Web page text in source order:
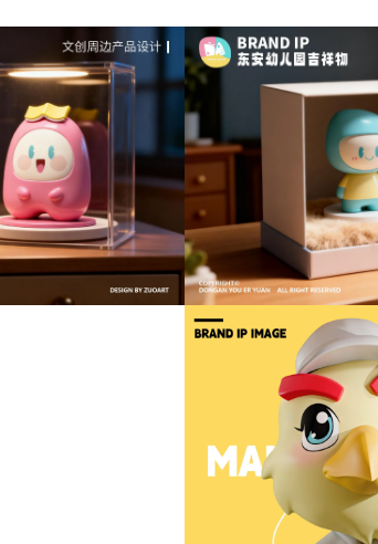
技巧 | IP设计公
从战略高度